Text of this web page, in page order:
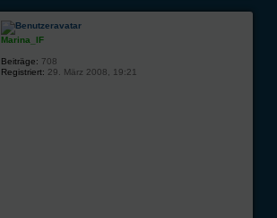
Marina_IF
Beiträge: 708
Registriert: 29. März 2008, 19:21